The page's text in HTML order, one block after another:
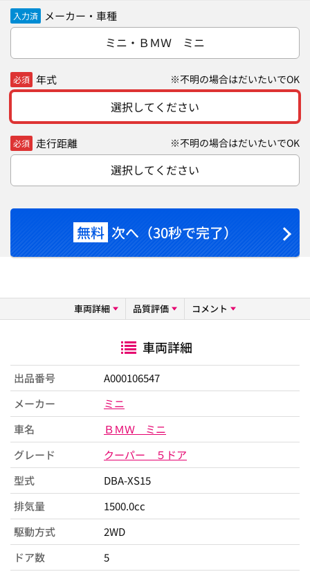
入力済 メーカー・車種
ミニ・ＢＭＷ ミニ
必須 年式 ※不明の場合はだいたいでOK
選択してください
必須 走行距離 ※不明の場合はだいたいでOK
選択してください
無料 次へ（30秒で完了）
車両詳細 品質評価 コメント
車両詳細
出品番号
A000106547
メーカー
ミニ
車名
ＢＭＷ ミニ
グレード
クーパー ５ドア
型式
DBA-XS15
排気量
1500.0cc
駆動方式
2WD
ドア数
5